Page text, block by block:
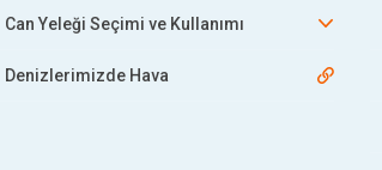
Can Yeleği Seçimi ve Kullanımı
Denizlerimizde Hava